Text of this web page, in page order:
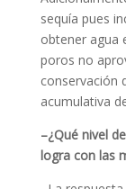
sequía pues
obtener agua
poros no
conservación
acumulativa
–¿Qué nivel
logra con las